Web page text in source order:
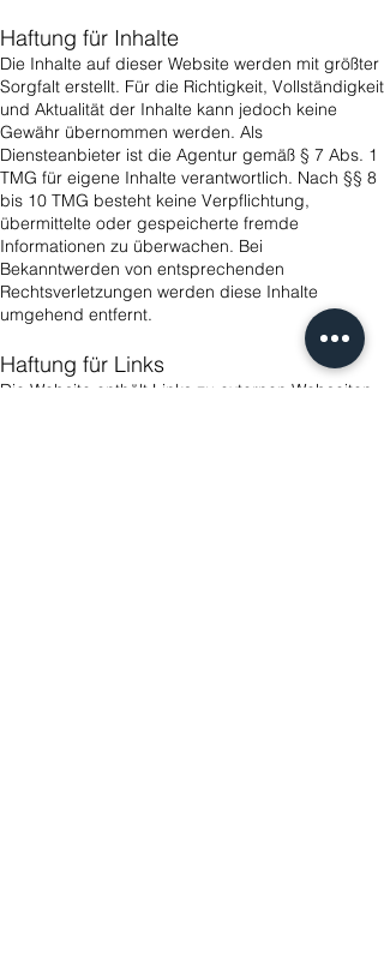
Haftung für Inhalte
Die Inhalte auf dieser Website werden mit größter
Sorgfalt erstellt. Für die Richtigkeit, Vollständigkeit
und Aktualität der Inhalte kann jedoch keine
Gewähr übernommen werden. Als
Diensteanbieter ist die Agentur gemäß § 7 Abs. 1
TMG für eigene Inhalte verantwortlich. Nach §§ 8
bis 10 TMG besteht keine Verpflichtung,
übermittelte oder gespeicherte fremde
Informationen zu überwachen. Bei
Bekanntwerden von entsprechenden
Rechtsverletzungen werden diese Inhalte
umgehend entfernt.
Haftung für Links
Die Website enthält Links zu externen Webseiten